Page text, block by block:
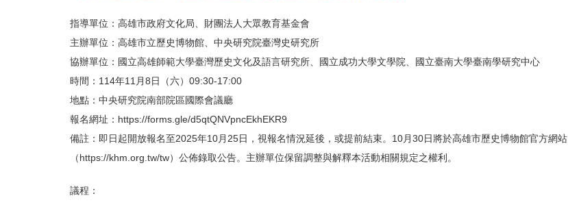
指導單位：高雄市政府文化局、財團法人大眾教育基金會
主辦單位：高雄市立歷史博物館、中央研究院臺灣史研究所
協辦單位：國立高雄師範大學臺灣歷史文化及語言研究所、國立成功大學文學院、國立臺南大學臺南學研究中心
時間：114年11月8日（六）09:30-17:00
地點：中央研究院南部院區國際會議廳
報名網址：https://forms.gle/d5qtQNVpncEkhEKR9
備註：即日起開放報名至2025年10月25日，視報名情況延後，或提前結束。10月30日將於高雄市歷史博物館官方網站
（https://khm.org.tw/tw）公佈錄取公告。主辦單位保留調整與解釋本活動相關規定之權利。
議程：